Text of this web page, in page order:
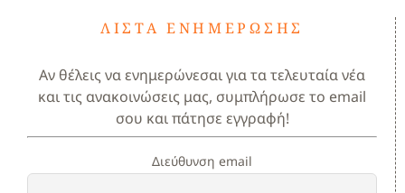
ΛΊΣΤΑ ΕΝΗΜΈΡΩΣΗΣ
Αν θέλεις να ενημερώνεσαι για τα τελευταία νέα
και τις ανακοινώσεις μας, συμπλήρωσε το email
σου και πάτησε εγγραφή!
Διεύθυνση email